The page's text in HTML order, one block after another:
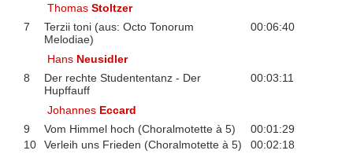
ThomasStoltzer
7
Terzii toni (aus: Octo Tonorum
Melodiae)
00:06:40
Hans Neusidler
8
Der rechte Studententanz - Der
Hupffauff
00:03:11
Johannes Eccard
9
Vom Himmel hoch (Choralmotette à 5)
00:01:29
10
Verleih uns Frieden (Choralmotette à 5)
00:02:18